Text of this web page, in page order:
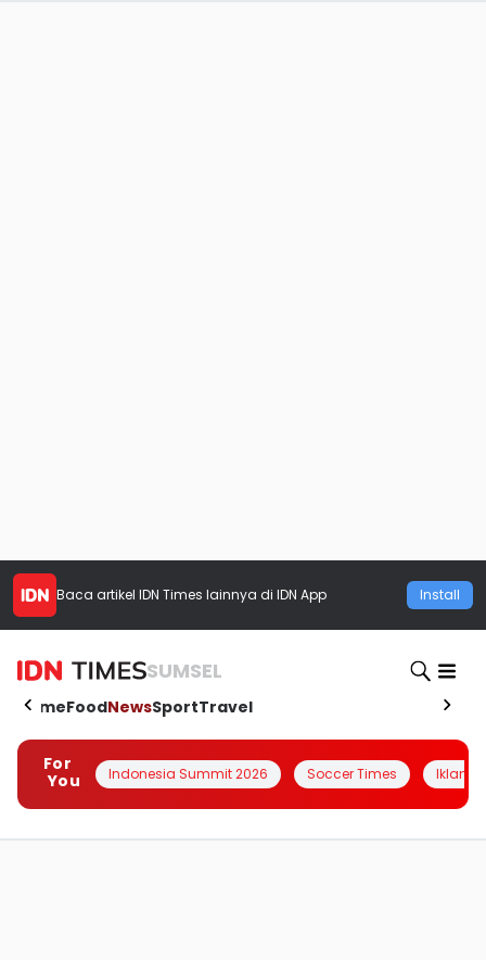
Baca artikel IDN Times lainnya di IDN App Install
SUMSEL
HomeFoodNewsSportTravel
For
You
Indonesia Summit 2026 Soccer Times Iklanin